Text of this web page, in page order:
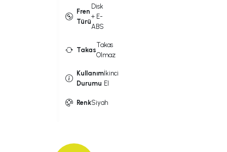
Fren
Türü
Disk
+ E-
ABS
Takas
Takas
Olmaz
Kullanım
Durumu
İkinci
El
RenkSiyah